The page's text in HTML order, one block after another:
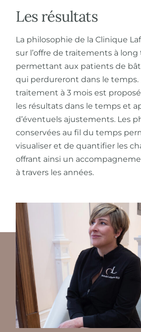
Les résultats
La philosophie de la Clinique
sur l’offre de traitements à long
permettant aux patients de
qui perdureront dans le temps.
traitement à 3 mois est
les résultats dans le temps et
d’éventuels ajustements. Les
conservées au fil du temps
visualiser et de quantifier les
offrant ainsi un
à travers les années.